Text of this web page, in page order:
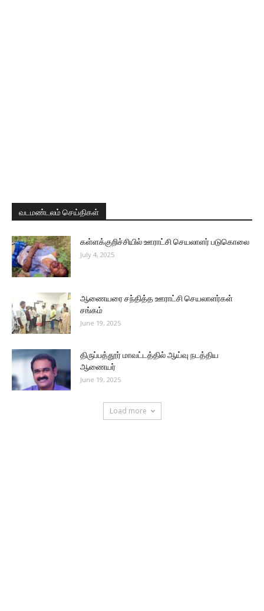
வடமண்டலம் செய்திகள்
கள்ளக்குறிச்சியில் ஊராட்சி செயலாளர் படுகொலை
July 4, 2025
ஆணையரை சந்தித்த ஊராட்சி செயலாளர்கள்
சங்கம்
June 19, 2025
திருப்பத்தூர் மாவட்டத்தில் ஆய்வு நடத்திய
ஆணையர்
June 19, 2025
Load more